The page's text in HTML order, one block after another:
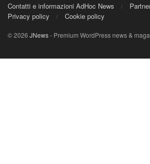
Contatti e informazioni AdHoc News
Privacy policy
Cookie policy
© 2026 JNews- Premium WordPress news &